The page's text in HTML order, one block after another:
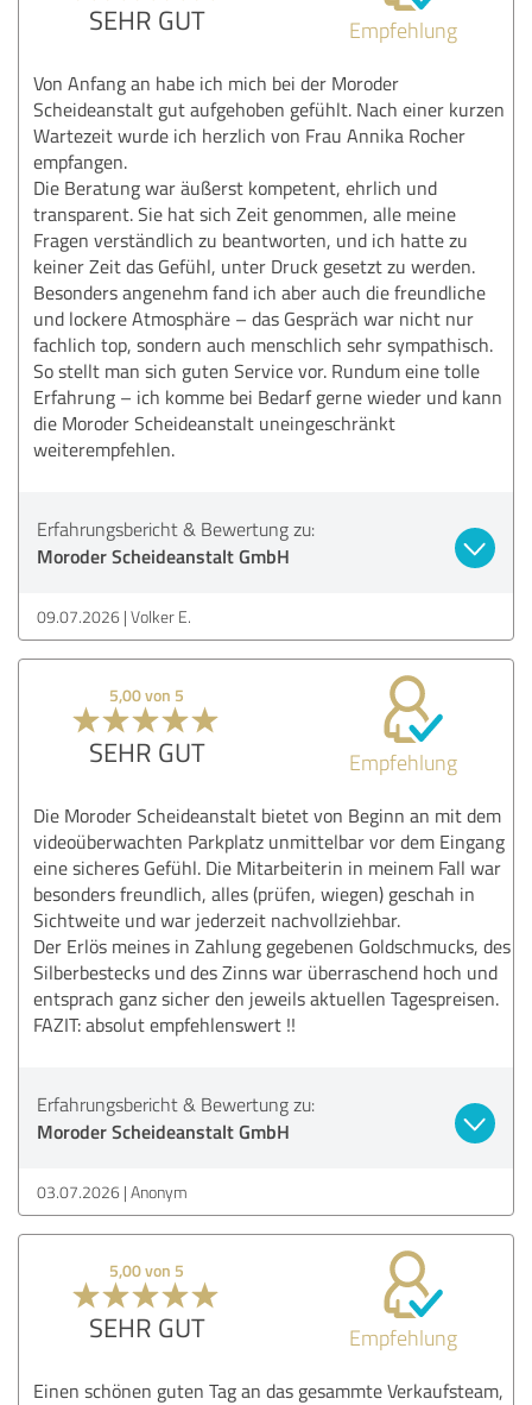
SEHR GUT Empfehlung
Von Anfang an habe ich mich bei der Moroder
Scheideanstalt gut aufgehoben gefühlt. Nach einer kurzen
Wartezeit wurde ich herzlich von Frau Annika Rocher
empfangen.
Die Beratung war äußerst kompetent, ehrlich und
transparent. Sie hat sich Zeit genommen, alle meine
Fragen verständlich zu beantworten, und ich hatte zu
keiner Zeit das Gefühl, unter Druck gesetzt zu werden.
Besonders angenehm fand ich aber auch die freundliche
und lockere Atmosphäre – das Gespräch war nicht nur
fachlich top, sondern auch menschlich sehr sympathisch.
So stellt man sich guten Service vor. Rundum eine tolle
Erfahrung – ich komme bei Bedarf gerne wieder und kann
die Moroder Scheideanstalt uneingeschränkt
weiterempfehlen.
Erfahrungsbericht & Bewertung zu:
Moroder Scheideanstalt GmbH
09.07.2026 Volker E.
5,00 von 5
SEHR GUT Empfehlung
Die Moroder Scheideanstalt bietet von Beginn an mit dem
videoüberwachten Parkplatz unmittelbar vor dem Eingang
eine sicheres Gefühl. Die Mitarbeiterin in meinem Fall war
besonders freundlich, alles (prüfen, wiegen) geschah in
Sichtweite und war jederzeit nachvollziehbar.
Der Erlös meines in Zahlung gegebenen Goldschmucks, des
Silberbestecks und des Zinns war überraschend hoch und
entsprach ganz sicher den jeweils aktuellen Tagespreisen.
FAZIT: absolut empfehlenswert !!
Erfahrungsbericht & Bewertung zu:
Moroder Scheideanstalt GmbH
03.07.2026 Anonym
5,00 von 5
SEHR GUT Empfehlung
Einen schönen guten Tag an das gesammte Verkaufsteam,